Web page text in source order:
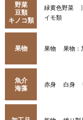
野菜
豆類
キノコ類
緑黄色野菜
イモ類
果物 果物 果物：
魚介
海藻
赤身 白身